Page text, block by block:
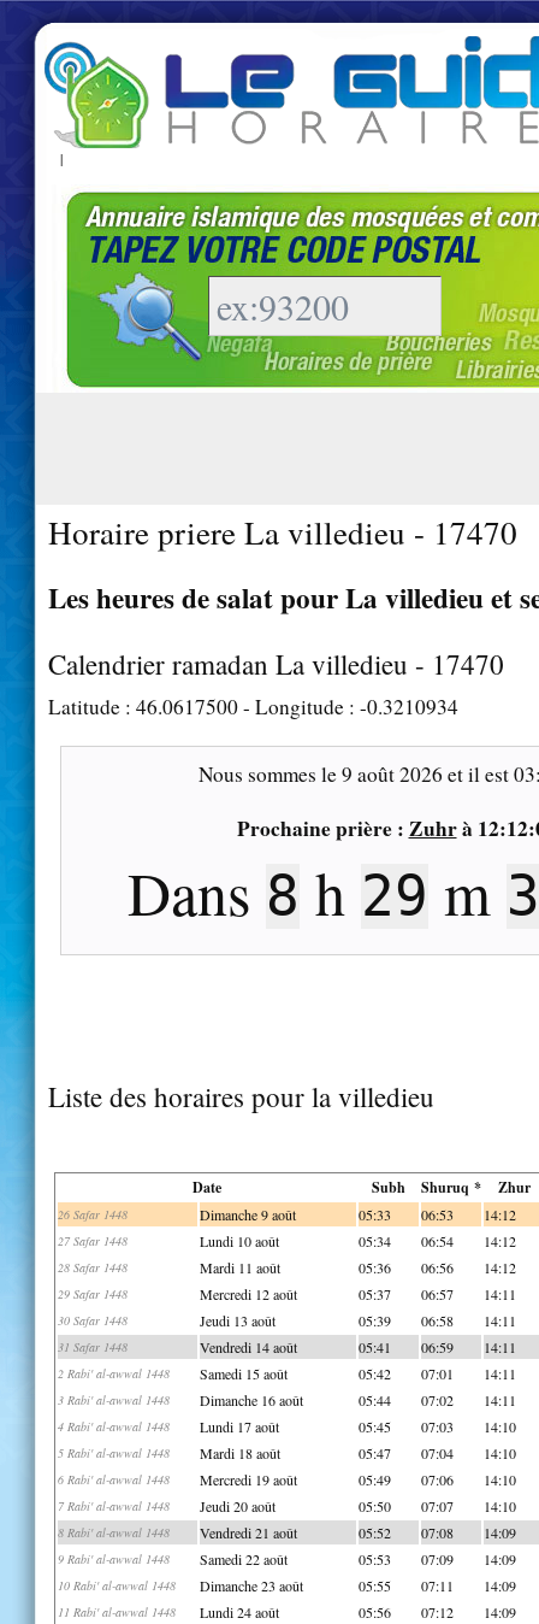
|
Horaire priere La villedieu - 17470
Les heures de salat pour La villedieu et
Calendrier ramadan La villedieu - 17470
Latitude : 46.0617500- Longitude : -0.3210934
Nous sommes le9 août 2026 et il est
Prochaine prière : Zuhrà
Dans 8 h 29 m
Liste des horaires pour la villedieu
Date Subh Shuruq * Zhur
26 Safar 1448 Dimanche 9 août 05:33 06:53 14:12
27 Safar 1448 Lundi 10 août 05:34 06:54 14:12
28 Safar 1448 Mardi 11 août 05:36 06:56 14:12
29 Safar 1448 Mercredi 12 août 05:37 06:57 14:11
30 Safar 1448 Jeudi 13 août 05:39 06:58 14:11
31 Safar 1448 Vendredi 14 août 05:41 06:59 14:11
2 Rabi' al-awwal 1448 Samedi 15 août 05:42 07:01 14:11
3 Rabi' al-awwal 1448 Dimanche 16 août 05:44 07:02 14:11
4 Rabi' al-awwal 1448 Lundi 17 août 05:45 07:03 14:10
5 Rabi' al-awwal 1448 Mardi 18 août 05:47 07:04 14:10
6 Rabi' al-awwal 1448 Mercredi 19 août 05:49 07:06 14:10
7 Rabi' al-awwal 1448 Jeudi 20 août 05:50 07:07 14:10
8 Rabi' al-awwal 1448 Vendredi 21 août 05:52 07:08 14:09
9 Rabi' al-awwal 1448 Samedi 22 août 05:53 07:09 14:09
10 Rabi' al-awwal 1448 Dimanche 23 août 05:55 07:11 14:09
11 Rabi' al-awwal 1448 Lundi 24 août 05:56 07:12 14:09